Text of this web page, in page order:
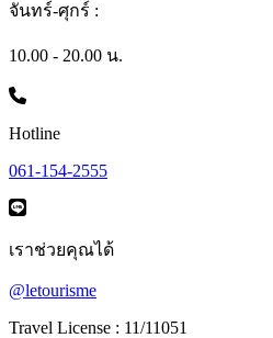
จันทร์-ศุกร์ :
10.00 - 20.00 น.
Hotline
061-154-2555
เราช่วยคุณได้
@letourisme
Travel License : 11/11051